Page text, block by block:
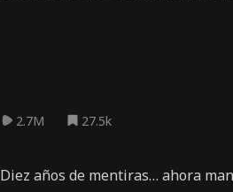
2.7M 27.5k
Diez años de mentiras… ahora